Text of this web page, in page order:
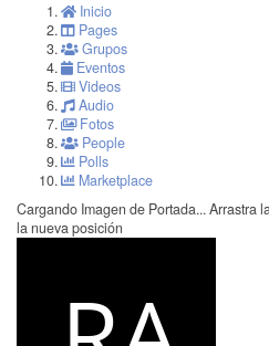
Inicio
Pages
Grupos
Eventos
Videos
Audio
Fotos
People
Polls
Marketplace
Cargando Imagen de Portada... Arrastra
la nueva posición